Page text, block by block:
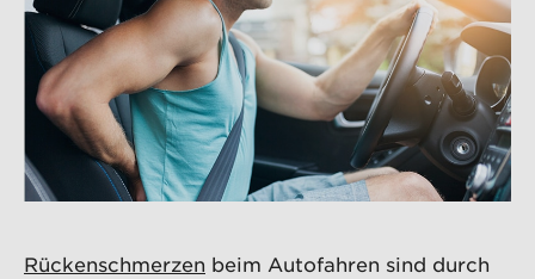
Rückenschmerzen beim Autofahren sind durch